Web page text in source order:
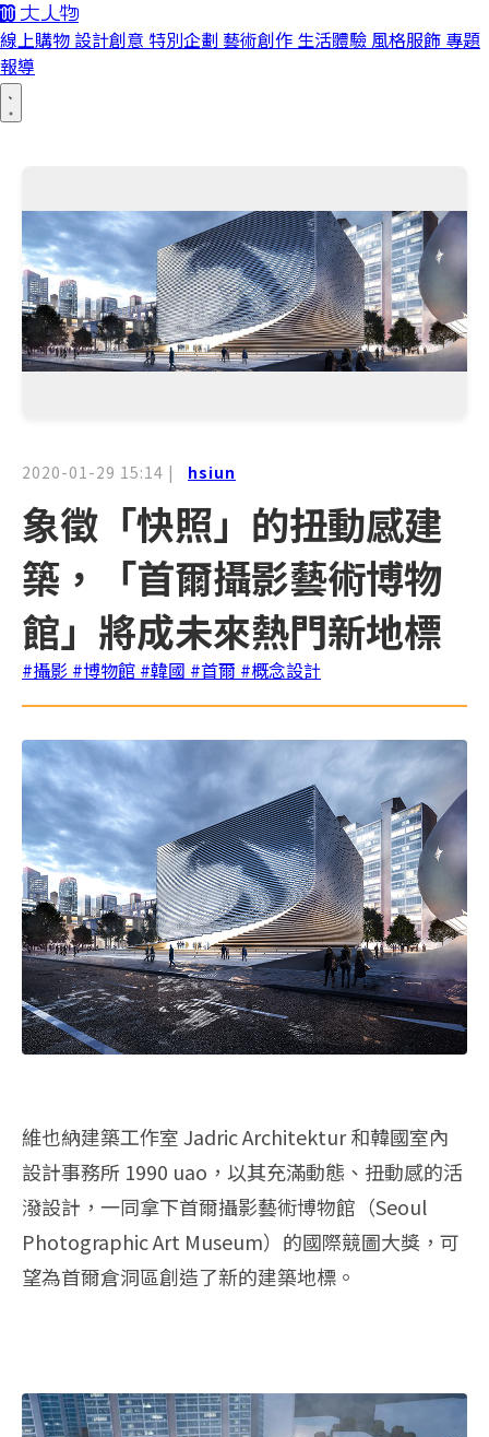
線上購物 設計創意 特別企劃 藝術創作 生活體驗 風格服飾 專題
報導
2020-01-29 15:14 | hsiun
象徵「快照」的扭動感建
築，「首爾攝影藝術博物
館」將成未來熱門新地標
#攝影 #博物館 #韓國 #首爾 #概念設計
維也納建築工作室 Jadric Architektur 和韓國室內
設計事務所 1990 uao，以其充滿動態、扭動感的活
潑設計，一同拿下首爾攝影藝術博物館（Seoul
Photographic Art Museum）的國際競圖大獎，可
望為首爾倉洞區創造了新的建築地標。